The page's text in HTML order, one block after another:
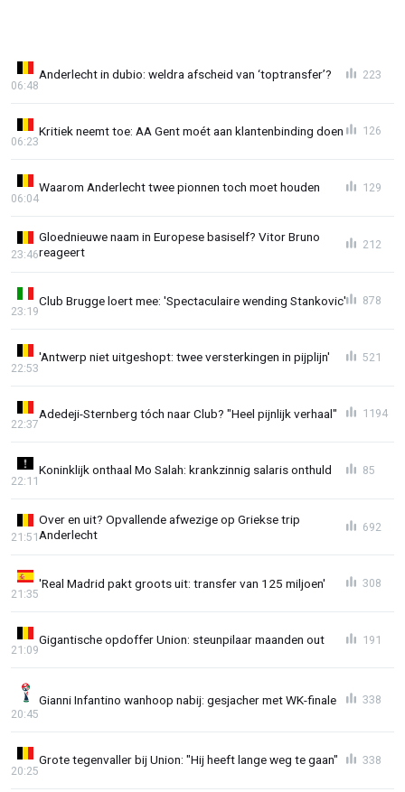
Anderlecht in dubio: weldra afscheid van ‘toptransfer’?
06:48
223
Kritiek neemt toe: AA Gent moét aan klantenbinding doen
06:23
126
Waarom Anderlecht twee pionnen toch moet houden
06:04
129
Gloednieuwe naam in Europese basiself? Vitor Bruno
reageert
23:46
212
Club Brugge loert mee: 'Spectaculaire wending Stankovic'
23:19
878
'Antwerp niet uitgeshopt: twee versterkingen in pijplijn'
22:53
521
Adedeji-Sternberg tóch naar Club? "Heel pijnlijk verhaal"
22:37
1194
Koninklijk onthaal Mo Salah: krankzinnig salaris onthuld
22:11
85
Over en uit? Opvallende afwezige op Griekse trip
Anderlecht
21:51
692
'Real Madrid pakt groots uit: transfer van 125 miljoen'
21:35
308
Gigantische opdoffer Union: steunpilaar maanden out
21:09
191
Gianni Infantino wanhoop nabij: gesjacher met WK-finale
20:45
338
Grote tegenvaller bij Union: "Hij heeft lange weg te gaan"
20:25
338